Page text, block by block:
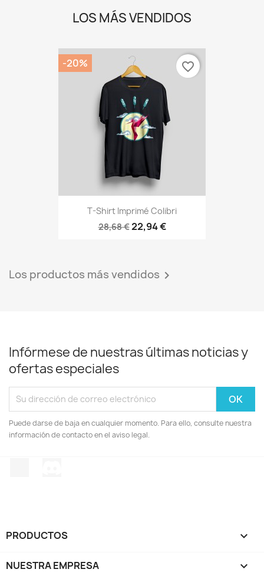
LOS MÁS VENDIDOS
T-Shirt Imprimé Colibri
28,68 €22,94 €
-20% favorite_border
Los productos más vendidos 
Infórmese de nuestras últimas noticias y
ofertas especiales
Puede darse de baja en cualquier momento. Para ello, consulte nuestra
información de contacto en el aviso legal.
PRODUCTOS 
NUESTRA EMPRESA 